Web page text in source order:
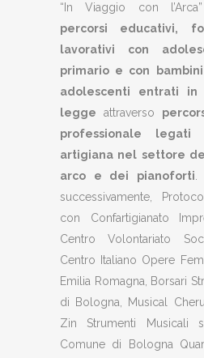
“In Viaggio con
percorsi educativi,
lavorativi con
primario e con
adolescenti entrati
legge attraverso
professionale legati
artigiana nel settore
arco e dei pianoforti
successivamente,
con Confartigianato
Centro Volontariato
Centro Italiano Opere
Emilia Romagna, Borsari
di Bologna, Musical
Zin Strumenti Musicali
Comune di Bologna